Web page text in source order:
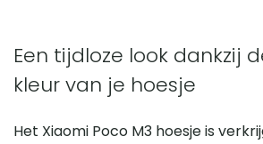
Een tijdloze look dankzij
kleur van je hoesje
Het Xiaomi Poco M3 hoesje is